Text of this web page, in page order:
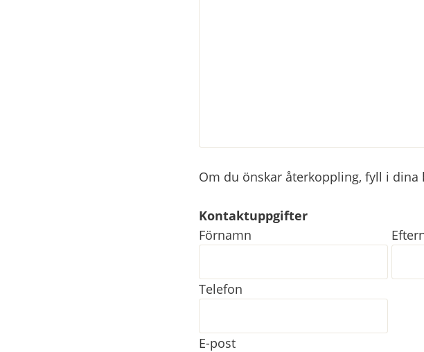
Om du önskar återkoppling, fyll i
Kontaktuppgifter
Kontaktuppgifter
Förnamn
Telefon
E-post